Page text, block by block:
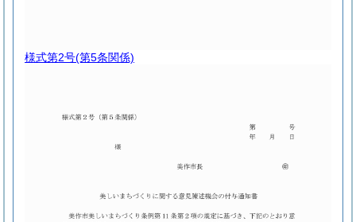
様式第2号(第5条関係)